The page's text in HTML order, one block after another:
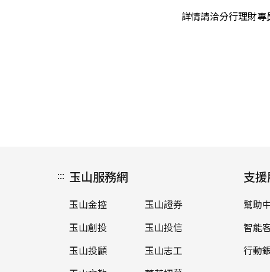
詳情請洽分行理財專
::: 玉山服務網
玉山金控
玉山證券
玉山創投
玉山投信
玉山投顧
玉山志工
支
幫助
智能
行動